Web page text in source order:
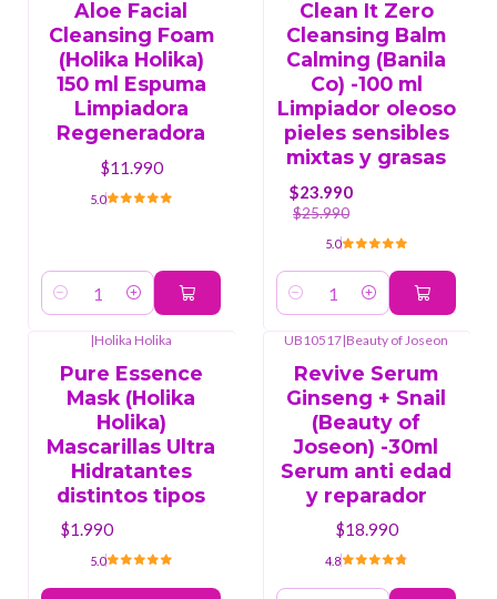
Aloe Facial
Cleansing Foam
(Holika Holika)
150 ml Espuma
Limpiadora
Regeneradora
$11.990
5.0
Cantidad
Clean It Zero
Cleansing Balm
Calming (Banila
Co) -100 ml
Limpiador oleoso
pieles sensibles
mixtas y grasas
$23.990
$25.990
5.0
Cantidad
|Holika Holika
Pure Essence
Mask (Holika
Holika)
Mascarillas Ultra
Hidratantes
distintos tipos
$1.990
5.0
UB10517|Beauty of Joseon
Revive Serum
Ginseng + Snail
(Beauty of
Joseon) -30ml
Serum anti edad
y reparador
$18.990
4.8